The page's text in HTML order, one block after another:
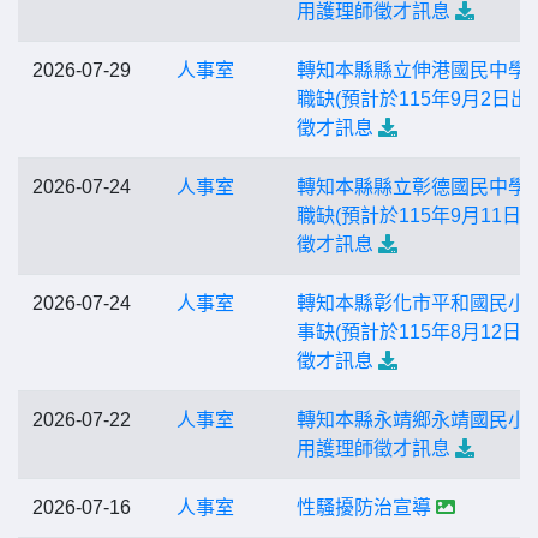
用護理師徵才訊息
2026-07-29 人事室
轉知本縣縣立伸港國民中學
職缺(預計於115年9月2日出
徵才訊息
2026-07-24 人事室
轉知本縣縣立彰德國民中學
職缺(預計於115年9月11日
徵才訊息
2026-07-24 人事室
轉知本縣彰化市平和國民小
事缺(預計於115年8月12日
徵才訊息
2026-07-22 人事室
轉知本縣永靖鄉永靖國民小
用護理師徵才訊息
2026-07-16 人事室 性騷擾防治宣導